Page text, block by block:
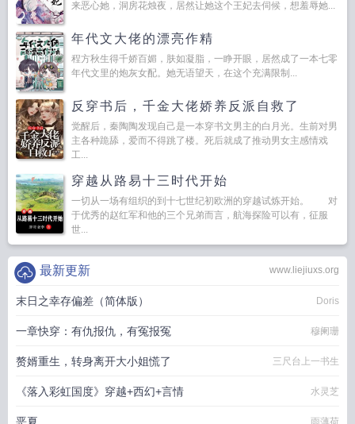
来恶心她，洞房花烛夜，居然让她这个王妃去伺候，想羞辱她...
年代文大佬的漂亮作精
程方秋生得千娇百媚，肤如凝脂，一睁开眼，居然成了一本七零
年代文里的炮灰女配。她无语望天，在这个充满限制...
反穿书后，千金大佬娇养反派自救了
觉醒后，秦陶陶发现自己是一本穿书文男主的白月光。生前对男
主各种跪舔，爱而不得跳了楼。死后就成了推动男女主感情戏
工...
穿越从路易十三时代开始
一切从一场有组织的到十七世纪初欧洲的穿越试炼开始。 对
于优秀的赵红军和他的三个兄弟而言，航海探险可以有，征服
世...
www.liejiuxs.org
最新更新
末日之幸存偏差（简体版） Doris
一章快穿：有仇报仇，有冤报冤 穆阑珊
赘婿重生，转身离开大小姐慌了 三尺台上一书生
《落入彩虹国度》穿越+西幻+言情 水灵芝
雨薄荷